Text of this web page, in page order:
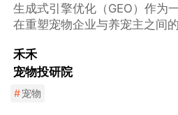
生成式引擎优化（GEO）作为
在重塑宠物企业与养宠主之间的
禾禾
宠物投研院
#宠物